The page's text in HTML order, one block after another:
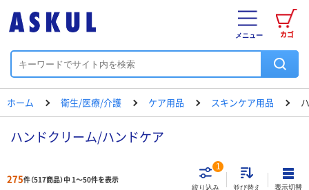
カゴ
メニュー
ホーム 衛生/医療/介護 ケア用品 スキンケア用品
ハンドクリーム/ハンドケア
275件（517商品）中 1～50件を表示
絞り込み
1
並び替え 表示切替